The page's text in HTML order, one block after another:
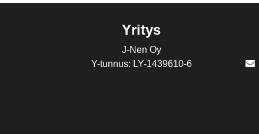
Yritys
J-Nen Oy
Y-tunnus: LY-1439610-6